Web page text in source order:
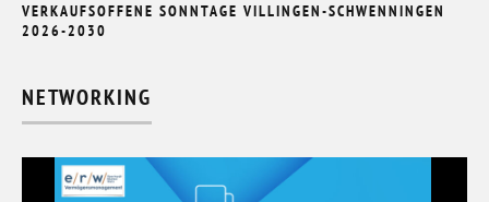
VERKAUFSOFFENE SONNTAGE VILLINGEN-SCHWENNINGEN
2026-2030
NETWORKING